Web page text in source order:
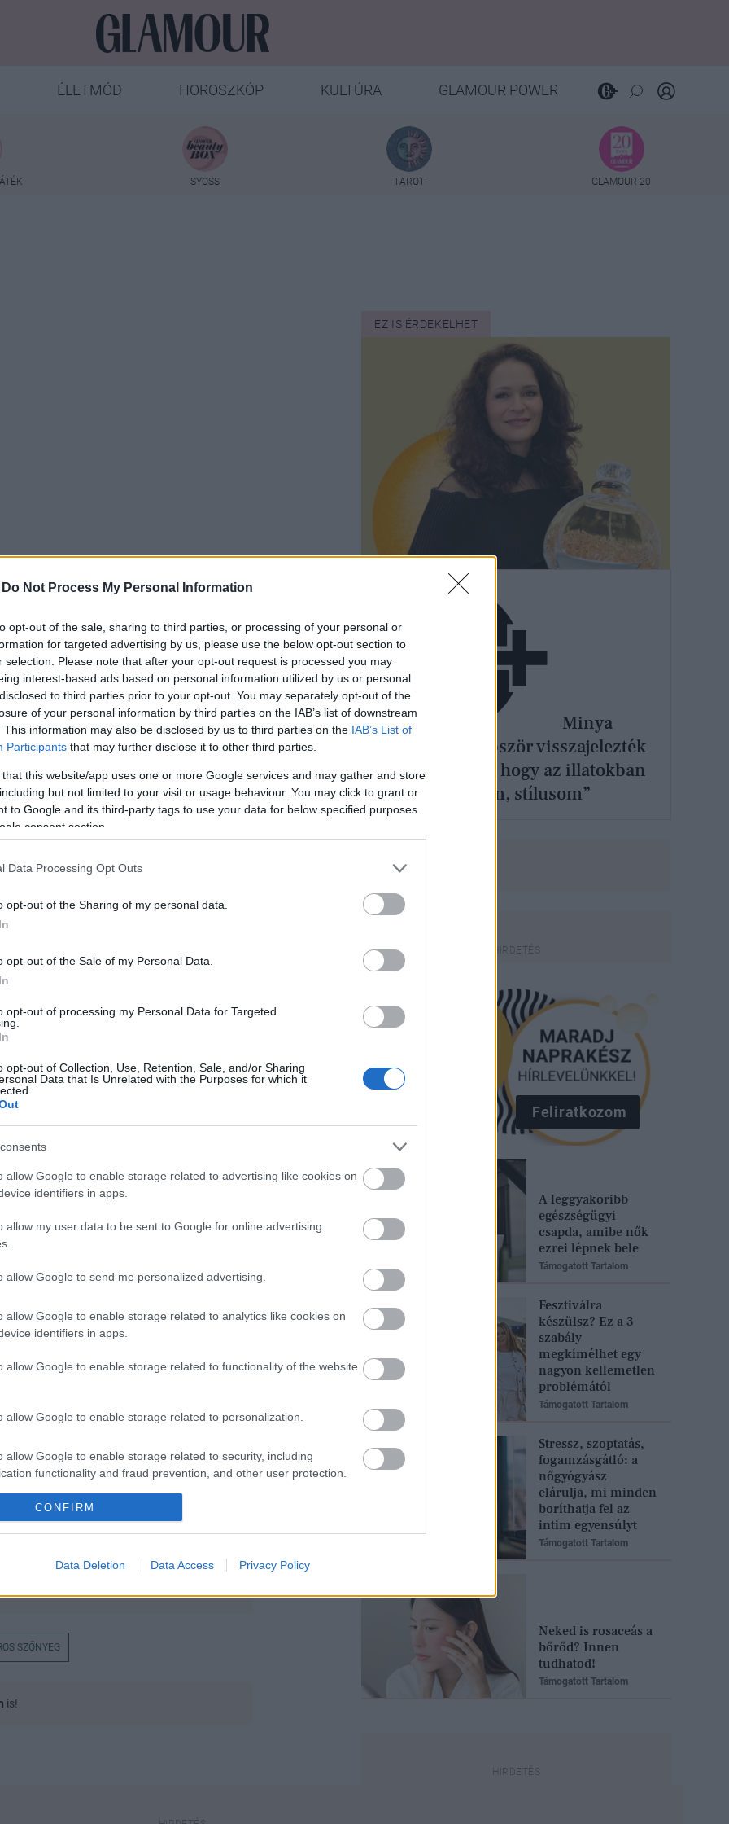
Do Not Process My Personal Information
opt-out of the sale, sharing to third parties, or processing of your personal or
for targeted advertising by us, please use the below opt-out section to
selection. Please note that after your opt-out request is processed you may
interest-based ads based on personal information utilized by us or personal
to third parties prior to your opt-out. You may separately opt-out of the
of your personal information by third parties on the IAB’s list of downstream
This information may also be disclosed by us to third parties on the IAB’s List of
Participants that may further disclose it to other third parties.
that this website/app uses one or more Google services and may gather and store
but not limited to your visit or usage behaviour. You may click to grant or
to Google and its third-party tags to use your data for below specified purposes
consent section.
Data Processing Opt Outs
opt-out of the Sharing of my personal data.
opt-out of the Sale of my Personal Data.
opt-out of processing my Personal Data for Targeted
opt-out of Collection, Use, Retention, Sale, and/or Sharing
Data that Is Unrelated with the Purposes for which it
allow Google to enable storage related to advertising like cookies on
identifiers in apps.
allow my user data to be sent to Google for online advertising
allow Google to send me personalized advertising.
allow Google to enable storage related to analytics like cookies on
identifiers in apps.
allow Google to enable storage related to functionality of the website
allow Google to enable storage related to personalization.
allow Google to enable storage related to security, including
functionality and fraud prevention, and other user protection.
CONFIRM
Data Deletion Data Access Privacy Policy
ÉLETMÓD HOROSZKÓP KULTÚRA GLAMOUR POWER
SYOSS TAROT GLAMOUR 20
EZ IS ÉRDEKELHET
Minya
Viktória: „Többször visszajelezték
már a vásárlók, hogy az illatokban
van a kézjegyem, stílusom”
hiányozhatott a tinik egyik
Cyrus sem.Az énekes- és
a partin egy csodaszép,
esküvői ruhának is beillő
hogy Miley-nak remek
ezért sem nagyon tudunk
Szerinted is gyönyörű ez a
Pinterest
megtaláld a glamour.hu
SZŐNYEG
is!
Feliratkozom
A leggyakoribb
egészségügyi
csapda, amibe nők
ezrei lépnek bele
Támogatott Tartalom
Fesztiválra
készülsz? Ez a 3
szabály
megkímélhet egy
nagyon kellemetlen
problémától
Támogatott Tartalom
Stressz, szoptatás,
fogamzásgátló: a
nőgyógyász
elárulja, mi minden
boríthatja fel az
intim egyensúlyt
Támogatott Tartalom
Neked is rosaceás a
bőrőd? Innen
tudhatod!
Támogatott Tartalom